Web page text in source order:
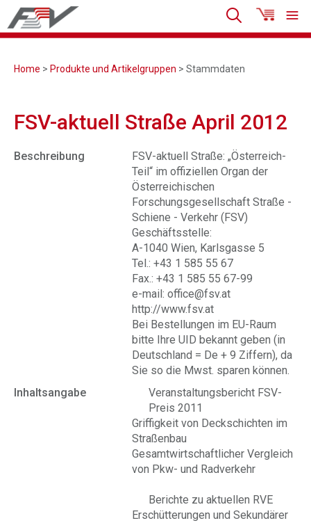
Home > Produkte und Artikelgruppen > Stammdaten
FSV-aktuell Straße April 2012
Beschreibung
FSV-aktuell Straße: „Österreich-
Teil“ im offiziellen Organ der
Österreichischen
Forschungsgesellschaft Straße -
Schiene - Verkehr (FSV)
Geschäftsstelle:
A-1040 Wien, Karlsgasse 5
Tel.: +43 1 585 55 67
Fax.: +43 1 585 55 67-99
e-mail: office@fsv.at
http://www.fsv.at
Bei Bestellungen im EU-Raum
bitte Ihre UID bekannt geben (in
Deutschland = De + 9 Ziffern), da
Sie so die Mwst. sparen können.
Inhaltsangabe
Veranstaltungsbericht FSV-
Preis 2011
Griffigkeit von Deckschichten im
Straßenbau
Gesamtwirtschaftlicher Vergleich
von Pkw- und Radverkehr
Berichte zu aktuellen RVE
Erschütterungen und Sekundärer